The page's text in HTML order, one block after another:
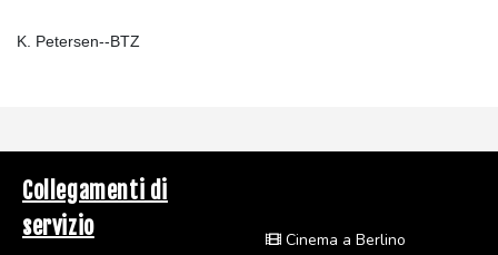
K. Petersen--BTZ
Collegamenti di
servizio
Cinema a Berlino